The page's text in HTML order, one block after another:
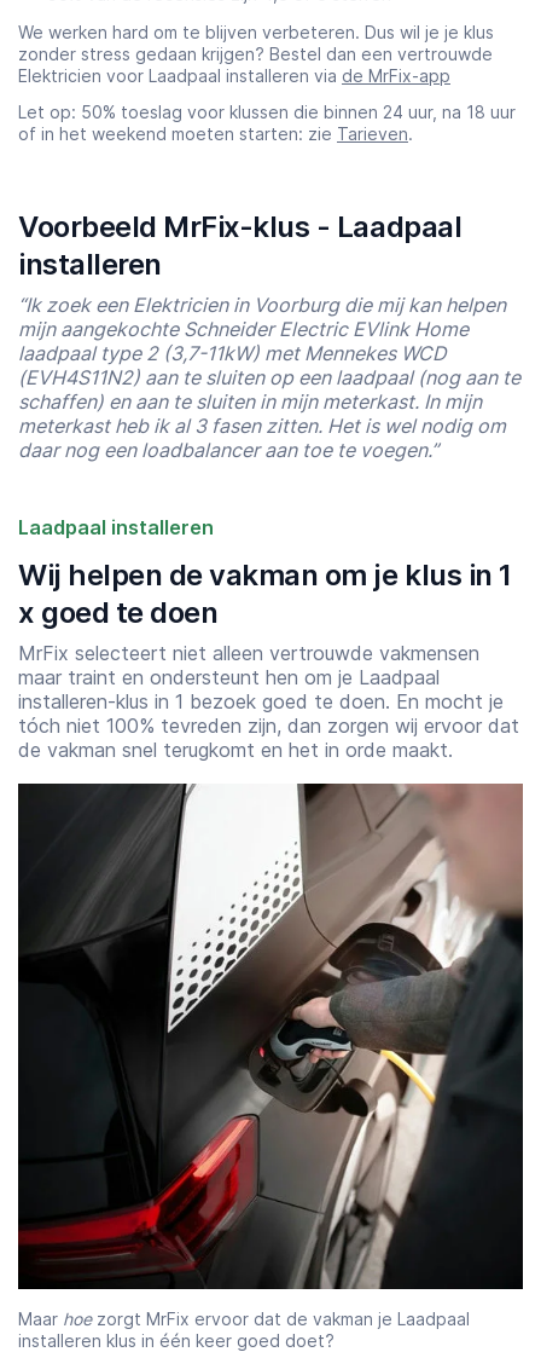
We werken hard om te blijven verbeteren. Dus wil je je klus
zonder stress gedaan krijgen? Bestel dan een vertrouwde
Elektricien voor Laadpaal installeren via de MrFix-app
Let op: 50% toeslag voor klussen die binnen 24 uur, na 18 uur
of in het weekend moeten starten: zie Tarieven.
Voorbeeld MrFix-klus - Laadpaal
installeren
“Ik zoek een Elektricien in Voorburg die mij kan helpen
mijn aangekochte Schneider Electric EVlink Home
laadpaal type 2 (3,7-11kW) met Mennekes WCD
(EVH4S11N2) aan te sluiten op een laadpaal (nog aan te
schaffen) en aan te sluiten in mijn meterkast. In mijn
meterkast heb ik al 3 fasen zitten. Het is wel nodig om
daar nog een loadbalancer aan toe te voegen.”
Laadpaal installeren
Wij helpen de vakman om je klus in 1
x goed te doen
MrFix selecteert niet alleen vertrouwde vakmensen
maar traint en ondersteunt hen om je Laadpaal
installeren-klus in 1 bezoek goed te doen. En mocht je
tóch niet 100% tevreden zijn, dan zorgen wij ervoor dat
de vakman snel terugkomt en het in orde maakt.
Maar hoezorgt MrFix ervoor dat de vakman je Laadpaal
installeren klus in één keer goed doet?
Starttijd
07:00
Eindtijd
23:00